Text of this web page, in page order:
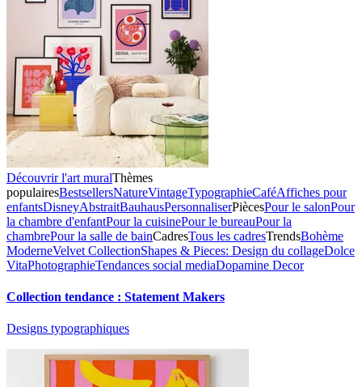
Découvrir l'art muralThèmes
populairesBestsellersNatureVintageTypographieCaféAffiches pour
enfantsDisneyAbstraitBauhausPersonnaliserPiècesPour le salonPour
la chambre d'enfantPour la cuisinePour le bureauPour la
chambrePour la salle de bainCadresTous les cadresTrendsBohème
ModerneVelvet CollectionShapes & Pieces: Design du collageDolce
VitaPhotographieTendances social mediaDopamine Decor
Collection tendance : Statement Makers
Designs typographiques